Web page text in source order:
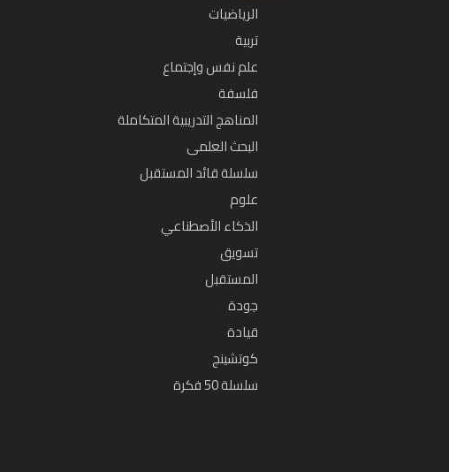
الرياضيات
تربية
علم نفس وإجتماع
فلسفة
المناهج التدريبية المتكاملة
البحث العلمى
سلسلة قائد المستقبل
علوم
الذكاء الأصطناعي
تسويق
المستقبل
جودة
قيادة
كوتشينج
سلسلة 50 فكرة